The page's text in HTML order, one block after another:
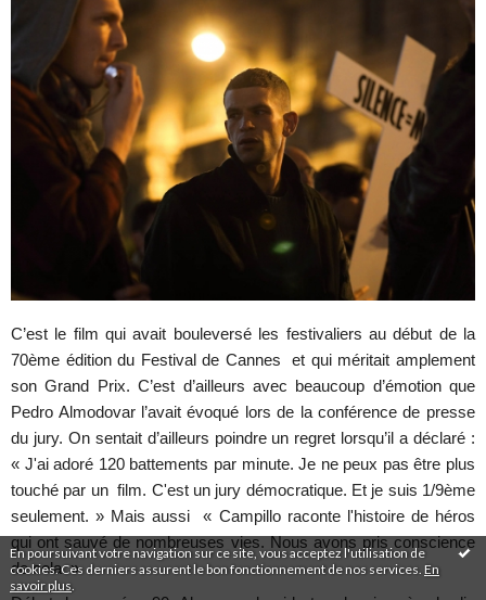
En poursuivant votre navigation sur ce site, vous acceptez l'utilisation de
cookies. Ces derniers assurent le bon fonctionnement de nos services. En
savoir plus
C’est le film qui avait bouleversé les festivaliers au début de la
70ème édition du Festival de Cannes et qui méritait amplement
son Grand Prix. C’est d’ailleurs avec beaucoup d’émotion que
Pedro Almodovar l’avait évoqué lors de la conférence de presse
du jury. On sentait d’ailleurs poindre un regret lorsqu’il a déclaré :
« J'ai adoré 120 battements par minute. Je ne peux pas être plus
touché par un film. C'est un jury démocratique. Et je suis 1/9ème
seulement. » Mais aussi « Campillo raconte l'histoire de héros
qui ont sauvé de nombreuses vies. Nous avons pris conscience
de cela. »